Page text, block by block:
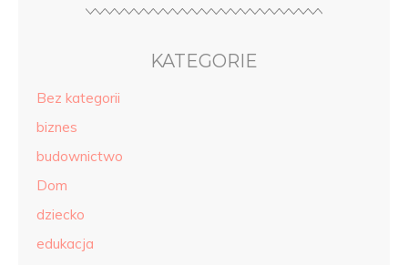
KATEGORIE
Bez kategorii
biznes
budownictwo
Dom
dziecko
edukacja